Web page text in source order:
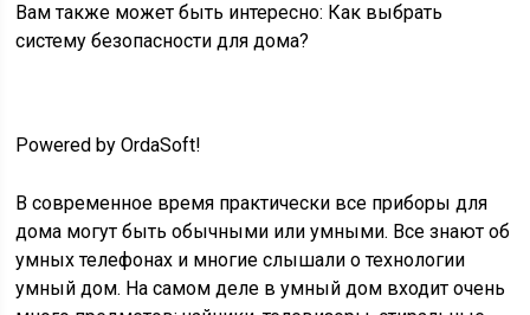
Вам также может быть интересно: Как выбрать
систему безопасности для дома?
Powered by OrdaSoft!
В современное время практически все приборы для
дома могут быть обычными или умными. Все знают об
умных телефонах и многие слышали о технологии
умный дом. На самом деле в умный дом входит очень